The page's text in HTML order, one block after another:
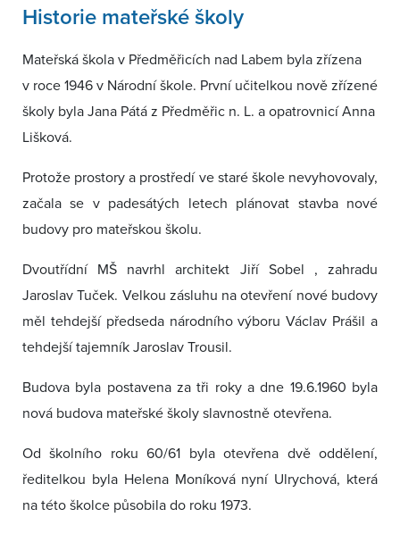
Historie mateřské školy
Mateřská škola v Předměřicích nad Labem byla zřízena
v roce 1946 v Národní škole. První učitelkou nově zřízené
školy byla Jana Pátá z Předměřic n. L. a opatrovnicí Anna
Lišková.
Protože prostory a prostředí ve staré škole nevyhovovaly,
začala se v padesátých letech plánovat stavba nové
budovy pro mateřskou školu.
Dvoutřídní MŠ navrhl architekt Jiří Sobel , zahradu
Jaroslav Tuček. Velkou zásluhu na otevření nové budovy
měl tehdejší předseda národního výboru Václav Prášil a
tehdejší tajemník Jaroslav Trousil.
Budova byla postavena za tři roky a dne 19.6.1960 byla
nová budova mateřské školy slavnostně otevřena.
Od školního roku 60/61 byla otevřena dvě oddělení,
ředitelkou byla Helena Moníková nyní Ulrychová, která
na této školce působila do roku 1973.